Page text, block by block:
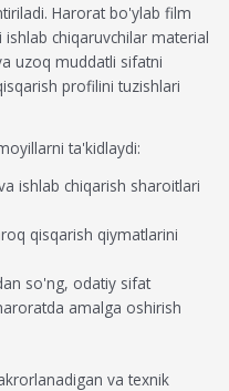
Harorat bo'ylab film
chiqaruvchilar material
uzoq muddatli sifatni
profilini tuzishlari
ta'kidlaydi:
ishlab chiqarish sharoitlari
qisqarish qiymatlarini
so'ng, odatiy sifat
amalga oshirish
va texnik